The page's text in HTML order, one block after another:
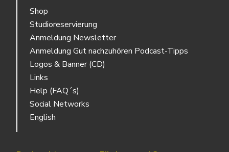
Shop
Studioreservierung
Anmeldung Newsletter
Anmeldung Gut nachzuhören Podcast-Tipps
Logos & Banner (CD)
Links
Help (FAQ´s)
Social Networks
English